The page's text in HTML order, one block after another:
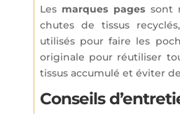
Les marques pages sont
chutes de tissus
utilisés pour faire les
originale pour réutiliser
tissus accumulé et éviter
Conseils